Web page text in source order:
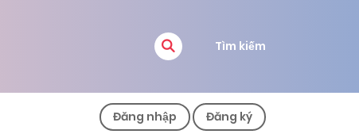
Tìm kiếm
Đăng nhập Đăng ký